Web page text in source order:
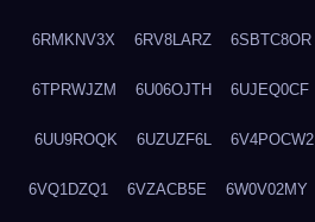
6RMKNV3X 6RV8LARZ 6SBTC8OR
6TPRWJZM 6U06OJTH 6UJEQ0CF
6UU9ROQK 6UZUZF6L 6V4POCW2
6VQ1DZQ1 6VZACB5E 6W0V02MY